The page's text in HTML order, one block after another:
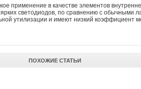
применение в качестве элементов
светодиодов, по сравнению с
утилизации и имеют низкий коэффициент
ПОХОЖИЕ СТАТЬИ